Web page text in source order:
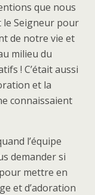
que nous
le Seigneur pour
de notre vie et
milieu du
! C’était aussi
et la
connaissaient
l’équipe
demander si
mettre en
et d’adoration